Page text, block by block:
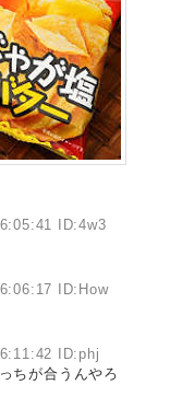
ID:4w3
ID:How
ID:phj
ちが合うんやろ